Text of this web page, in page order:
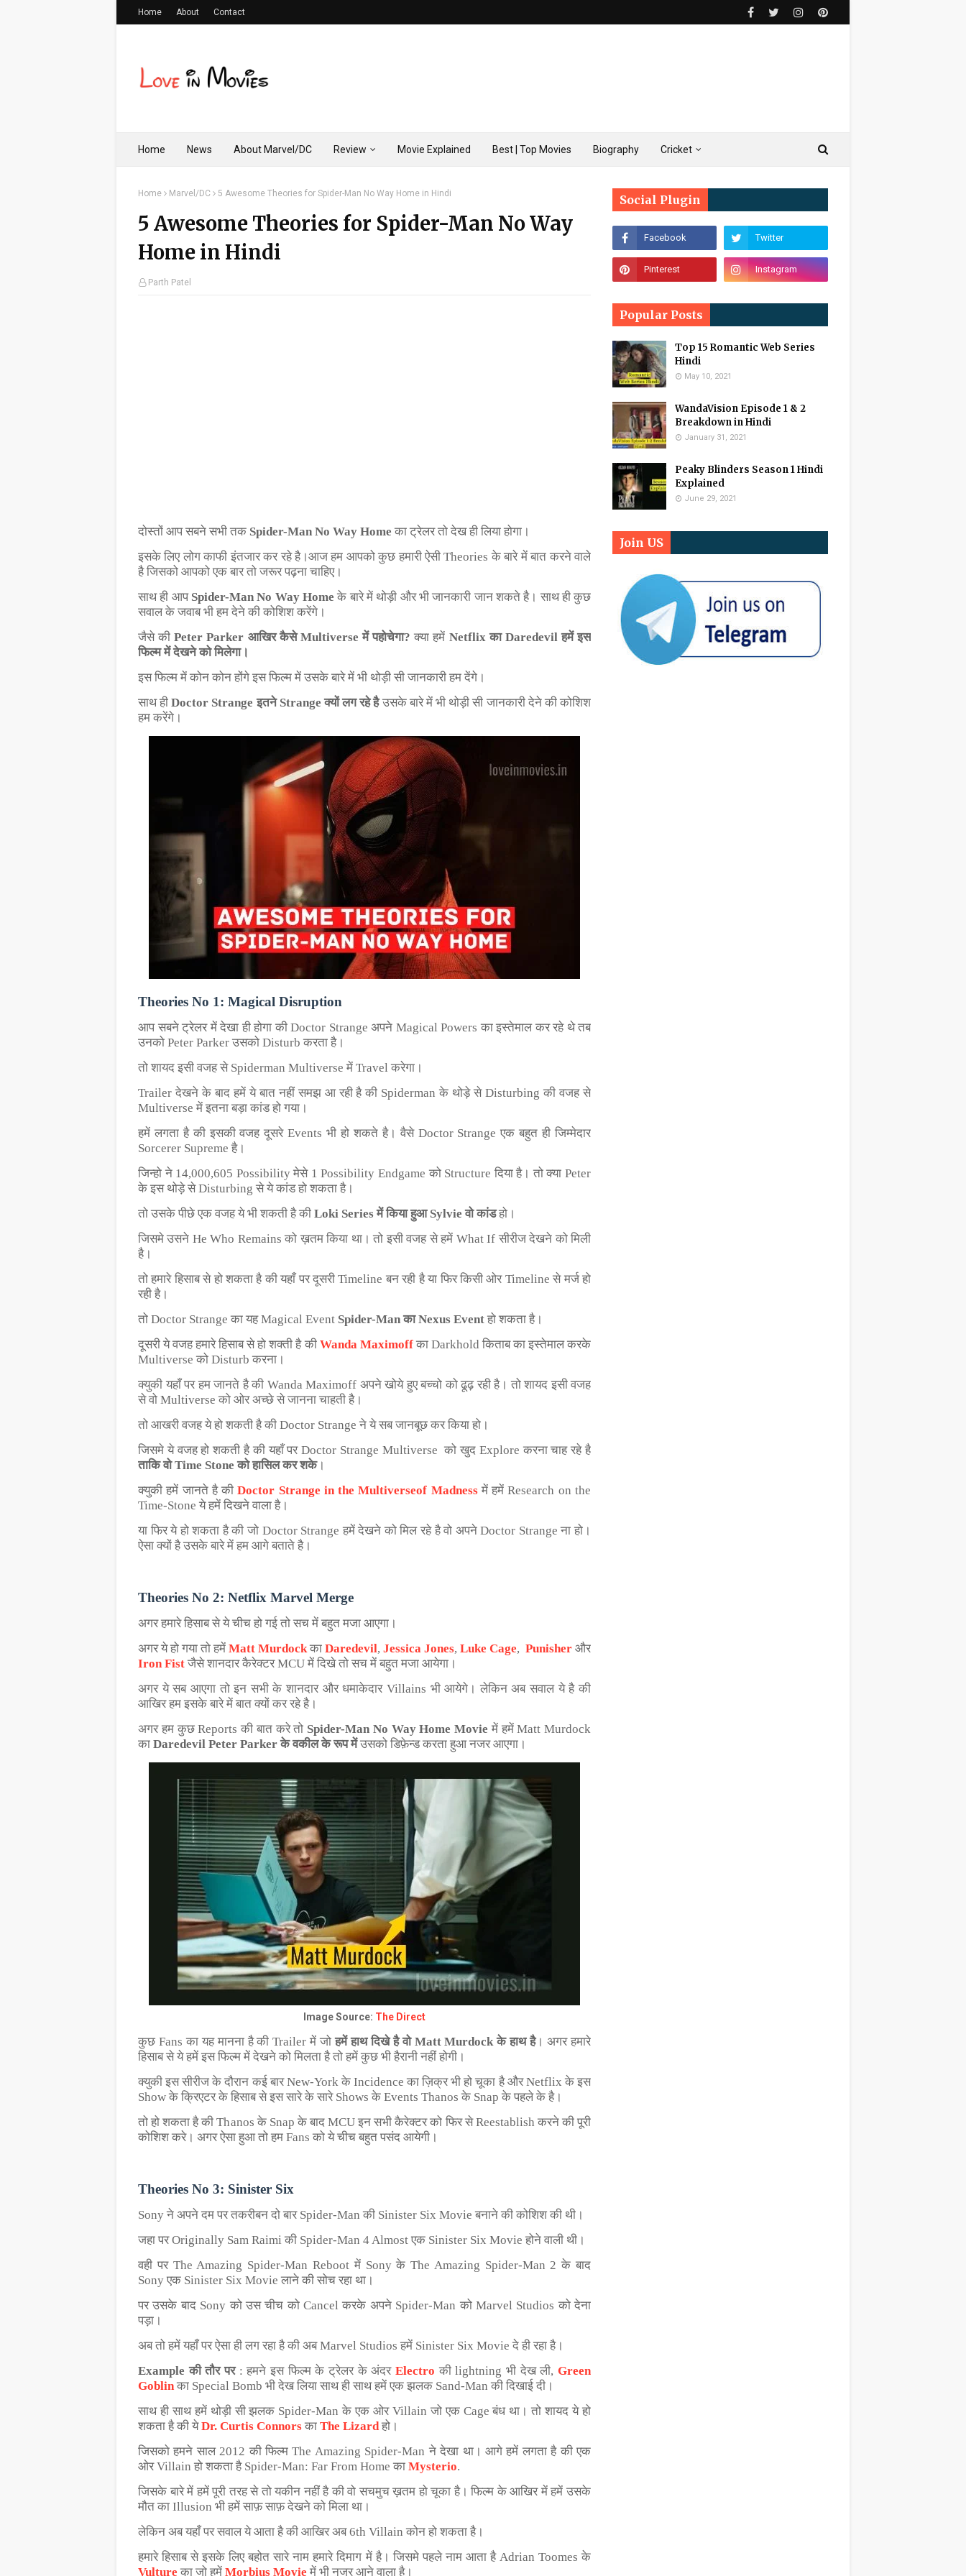
Home About Contact
Home News About Marvel/DC Review Movie Explained Best | Top Movies Biography Cricket
Home Marvel/DC 5 Awesome Theories for Spider-Man No Way Home in Hindi
5 Awesome Theories for Spider-Man No Way
Home in Hindi
Parth Patel
दोस्तों आप सबने सभी तक Spider-Man No Way Home का ट्रेलर तो देख ही लिया होगा।
इसके लिए लोग काफी इंतजार कर रहे है।आज हम आपको कुछ हमारी ऐसी Theories के बारे में बात करने वाले
है जिसको आपको एक बार तो जरूर पढ़ना चाहिए।
साथ ही आप Spider-Man No Way Home के बारे में थोड़ी और भी जानकारी जान शकते है। साथ ही कुछ
सवाल के जवाब भी हम देने की कोशिश करेंगे।
जैसे कीPeter Parker आखिर कैसे Multiverse में पहोचेगा? क्या हमें Netflix का Daredevil हमें इस
फिल्म में देखने को मिलेगा।
इस फिल्म में कोन कोन होंगे इस फिल्म में उसके बारे में भी थोड़ी सी जानकारी हम देंगे।
साथ हीDoctor Strange इतने Strange क्यों लग रहे है उसके बारे में भी थोड़ी सी जानकारी देने की कोशिश
हम करेंगे।
Theories No 1: Magical Disruption
आप सबने ट्रेलर में देखा ही होगा की Doctor Strange अपने Magical Powers का इस्तेमाल कर रहे थे तब
उनको Peter Parker उसको Disturb करता है।
तो शायद इसी वजह से Spiderman Multiverse में Travel करेगा।
Trailer देखने के बाद हमें ये बात नहीं समझ आ रही है की Spiderman के थोड़े से Disturbing की वजह से
Multiverse में इतना बड़ा कांड हो गया।
हमें लगता है की इसकी वजह दूसरे Events भी हो शकते है। वैसे Doctor Strange एक बहुत ही जिम्मेदार
Sorcerer Supreme है।
जिन्हो ने 14,000,605 Possibility मेसे 1 Possibility Endgame को Structure दिया है। तो क्या Peter
के इस थोड़े से Disturbing से ये कांड हो शकता है।
तो उसके पीछे एक वजह ये भी शकती है की Loki Series में किया हुआ Sylvie वो कांडहो।
जिसमे उसने He Who Remains को ख़तम किया था। तो इसी वजह से हमें What If सीरीज देखने को मिली
है।
तो हमारे हिसाब से हो शकता है की यहाँ पर दूसरी Timeline बन रही है या फिर किसी ओर Timeline से मर्ज हो
रही है।
तो Doctor Strange का यह Magical Event Spider-Man का Nexus Event हो शकता है।
दूसरी ये वजह हमारे हिसाब से हो शक्ती है की Wanda Maximoffका Darkhold किताब का इस्तेमाल करके
Multiverse को Disturb करना।
क्युकी यहाँ पर हम जानते है की Wanda Maximoff अपने खोये हुए बच्चो को ढूढ़ रही है। तो शायद इसी वजह
से वो Multiverse को ओर अच्छे से जानना चाहती है।
तो आखरी वजह ये हो शकती है की Doctor Strange ने ये सब जानबूछ कर किया हो।
जिसमे ये वजह हो शकती है की यहाँ पर Doctor Strange Multiverse को खुद Explore करना चाह रहे है
ताकि वो Time Stone को हासिल कर शके।
क्युकी हमें जानते है कीDoctor Strange in the Multiverseof Madnessमें हमें Research on the
Time-Stone ये हमें दिखने वाला है।
या फिर ये हो शकता है की जो Doctor Strange हमें देखने को मिल रहे है वो अपने Doctor Strange ना हो।
ऐसा क्यों है उसके बारे में हम आगे बताते है।
Theories No 2: Netflix Marvel Merge
अगर हमारे हिसाब से ये चीच हो गई तो सच में बहुत मजा आएगा।
अगर ये हो गया तो हमें Matt Murdockका Daredevil, Jessica Jones, Luke Cage, Punisher और
Iron Fist जैसे शानदार कैरेक्टर MCU में दिखे तो सच में बहुत मजा आयेगा।
अगर ये सब आएगा तो इन सभी के शानदार और धमाकेदार Villains भी आयेगे। लेकिन अब सवाल ये है की
आखिर हम इसके बारे में बात क्यों कर रहे है।
अगर हम कुछ Reports की बात करे तो Spider-Man No Way Home Movie में हमें Matt Murdock
का Daredevil Peter Parker के वकील के रूप मेंउसको डिफ़ेन्ड करता हुआ नजर आएगा।
Image Source: The Direct
कुछ Fans का यह मानना है की Trailer में जोहमें हाथ दिखे है वो Matt Murdock केहाथहै। अगर हमारे
हिसाब से ये हमें इस फिल्म में देखने को मिलता है तो हमें कुछ भी हैरानी नहीं होगी।
क्युकी इस सीरीज के दौरान कई बार New-York के Incidence का ज़िक्र भी हो चूका है और Netflix के इस
Show के क्रिएटर के हिसाब से इस सारे के सारे Shows के Events Thanos के Snap के पहले के है।
तो हो शकता है की Thanos के Snap के बाद MCU इन सभी कैरेक्टर को फिर से Reestablish करने की पूरी
कोशिश करे। अगर ऐसा हुआ तो हम Fans को ये चीच बहुत पसंद आयेगी।
Theories No 3: Sinister Six
Sony ने अपने दम पर तकरीबन दो बार Spider-Man की Sinister Six Movie बनाने की कोशिश की थी।
जहा पर Originally Sam Raimi की Spider-Man 4 Almost एक Sinister Six Movie होने वाली थी।
वही पर The Amazing Spider-Man Reboot में Sony के The Amazing Spider-Man 2 के बाद
Sony एक Sinister Six Movie लाने की सोच रहा था।
पर उसके बाद Sony को उस चीच को Cancel करके अपने Spider-Man को Marvel Studios को देना
पड़ा।
अब तो हमें यहाँ पर ऐसा ही लग रहा है की अब Marvel Studios हमें Sinister Six Movie दे ही रहा है।
Example की तौर पर : हमने इस फिल्म के ट्रेलर के अंदरElectro की lightning भी देख ली,Green
Goblinका Special Bomb भी देख लिया साथ ही साथ हमें एक झलक Sand-Man की दिखाई दी।
साथ ही साथ हमें थोड़ी सी झलक Spider-Man के एक ओर Villain जो एक Cage बंध था। तो शायद ये हो
शकता है की येDr. Curtis Connors का The Lizardहो।
जिसको हमने साल 2012 की फिल्म The Amazing Spider-Man ने देखा था। आगे हमें लगता है की एक
ओर Villain हो शकता है Spider-Man: Far From Home का Mysterio.
जिसके बारे में हमें पूरी तरह से तो यकीन नहीं है की वो सचमुच ख़तम हो चूका है। फिल्म के आखिर में हमें उसके
मौत का Illusion भी हमें साफ़ साफ़ देखने को मिला था।
लेकिन अब यहाँ पर सवाल ये आता है की आखिर अब 6th Villain कोन हो शकता है।
हमारे हिसाब से इसके लिए बहोत सारे नाम हमारे दिमाग में है। जिसमे पहले नाम आता है Adrian Toomes के
Vulture का जो हमें Morbius Movie में भी नजर आने वाला है।
Social Plugin
Popular Posts
Top 15 Romantic Web Series
Hindi
May 10, 2021
WandaVision Episode 1 & 2
Breakdown in Hindi
January 31, 2021
Peaky Blinders Season 1 Hindi
Explained
June 29, 2021
Join US